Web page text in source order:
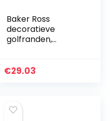
Baker Ross
decoratieve
golfranden,
rollen
€29.03